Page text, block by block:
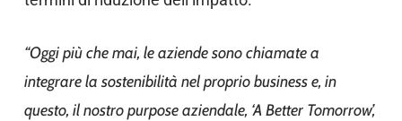
“Oggi più che mai, le aziende sono chiamate a
integrare la sostenibilità nel proprio business e, in
questo, il nostro purpose aziendale, ‘A Better Tomorrow’,